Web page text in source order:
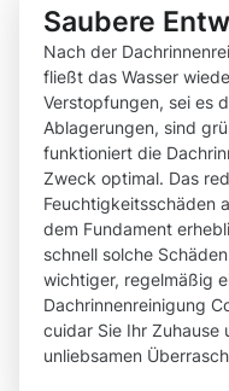
Saubere
Nach der
fließt das Wasser
Verstopfungen, sei es
Ablagerungen, sind
funktioniert die
Zweck optimal. Das
Feuchtigkeitsschäden
dem Fundament
schnell solche
wichtiger, regelmäßig
Dachrinnenreinigung
cuidar Sie Ihr Zuhause
unliebsamen